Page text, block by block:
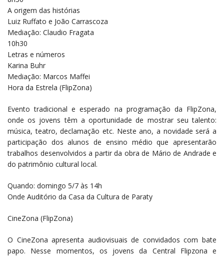
A origem das histórias
Luiz Ruffato e João Carrascoza
Mediação: Claudio Fragata
10h30
Letras e números
Karina Buhr
Mediação: Marcos Maffei
Hora da Estrela (FlipZona)
Evento tradicional e esperado na programação da FlipZona,
onde os jovens têm a oportunidade de mostrar seu talento:
música, teatro, declamação etc. Neste ano, a novidade será a
participação dos alunos de ensino médio que apresentarão
trabalhos desenvolvidos a partir da obra de Mário de Andrade e
do patrimônio cultural local.
Quando: domingo 5/7 às 14h
Onde Auditório da Casa da Cultura de Paraty
CineZona (FlipZona)
O CineZona apresenta audiovisuais de convidados com bate
papo. Nesse momentos, os jovens da Central Flipzona e